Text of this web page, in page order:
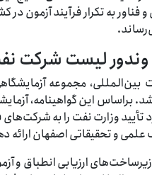
به تکرار فرآیند آزمون
وندور ليست شركت
بین‌المللی، مجموعه
وزارت نفت را به
و تحقیقاتی اصفهان ارائه
ارزیابی انطباق